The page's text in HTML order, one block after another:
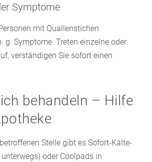
Symptome
mit Quallenstichen
g. Symptome. Treten einzelne oder
verständigen Sie sofort einen
behandeln – Hilfe
Stelle gibt es Sofort-Kälte-
oder Coolpads in